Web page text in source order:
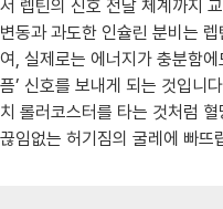
서 렙틴의 신호 전달 체계까지
변동과 과도한 인슐린 분비는
여, 실제로는 에너지가 충분함
픔’ 신호를 보내게 되는 것입니
치 롤러코스터를 타는 것처럼
끊임없는 허기짐의 굴레에 빠뜨